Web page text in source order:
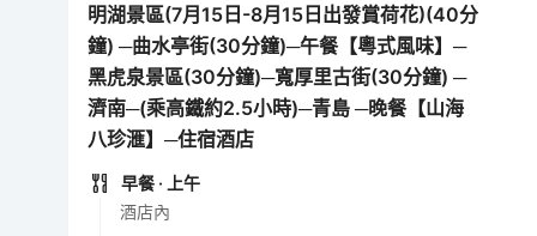
明湖景區(7月15日-8月15日出發賞荷花)(40分
鐘) ─曲水亭街(30分鐘)─午餐【粵式風味】─
黑虎泉景區(30分鐘)─寬厚里古街(30分鐘) ─
濟南─(乘高鐵約2.5小時)─青島 ─晚餐【山海
八珍滙】─住宿酒店
早餐 · 上午
酒店內